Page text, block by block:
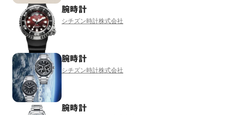
腕時計
シチズン時計株式会社
腕時計
シチズン時計株式会社
腕時計